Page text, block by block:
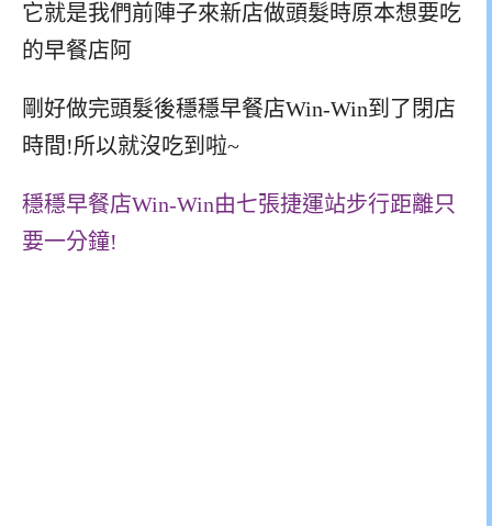
它就是我們前陣子來新店做頭髮時原本想要吃
的早餐店阿
剛好做完頭髮後穩穩早餐店Win-Win到了閉店
時間!所以就沒吃到啦~
穩穩早餐店Win-Win由七張捷運站步行距離只
要一分鐘!